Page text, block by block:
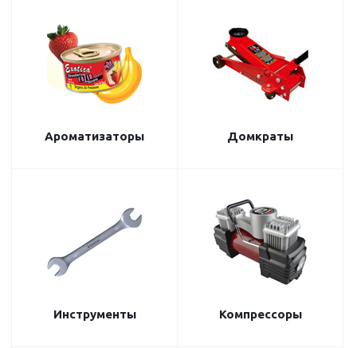
Ароматизаторы Домкраты
Инструменты Компрессоры